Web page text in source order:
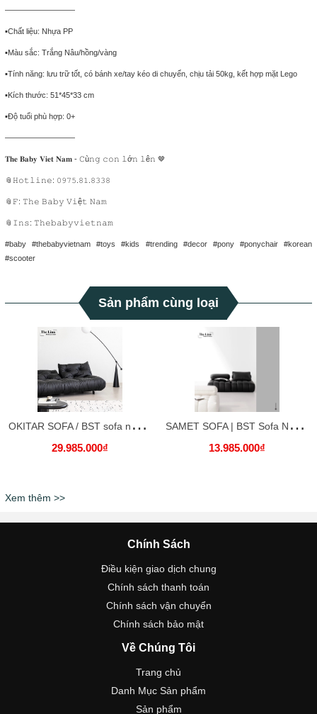
—————————
▪Chất liệu: Nhựa PP
▪Màu sắc: Trắng Nâu/hồng/vàng
▪️Tính năng: lưu trữ tốt, có bánh xe/tay kéo di chuyển, chịu tải 50kg, kết hợp mặt Lego
▪️Kích thước: 51*45*33 cm
▪️Độ tuổi phù hợp: 0+
—————————
𝐓𝐡𝐞 𝐁𝐚𝐛𝐲 𝐕𝐢𝐞𝐭 𝐍𝐚𝐦 - 𝙲ù𝚗𝚐 𝚌𝚘𝚗 𝚕ớ𝚗 𝚕ê𝚗 🤎
📎𝙷𝚘𝚝𝚕𝚒𝚗𝚎: 𝟶𝟿𝟽𝟻.𝟾𝟷.𝟾𝟹𝟹𝟾
📎𝙵: 𝚃𝚑𝚎 𝙱𝚊𝚋𝚢 𝚅𝚒ệ𝚝 𝙽𝚊𝚖
📎𝙸𝚗𝚜: 𝚃𝚑𝚎𝚋𝚊𝚋𝚢𝚟𝚒𝚎𝚝𝚗𝚊𝚖
#baby #thebabyvietnam #toys #kids #trending #decor #pony #ponychair #korean
#scooter
Sản phẩm cùng loại
O
KITAR SOFA / BST sofa nhập khẩu cao cấp
29.985.000₫
S
AMET SOFA | BST Sofa Nhập khẩu 2024
13.985.000₫
Xem thêm >>
Chính Sách
Điều kiện giao dịch chung
Chính sách thanh toán
Chính sách vận chuyển
Chính sách bảo mật
Về Chúng Tôi
Trang chủ
Danh Mục Sản phẩm
Sản phẩm